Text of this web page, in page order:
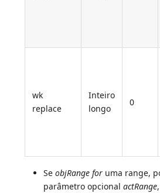
wk
replace
Inteiro
longo
0
SeobjRange for uma range,
parâmetro opcionalactRange